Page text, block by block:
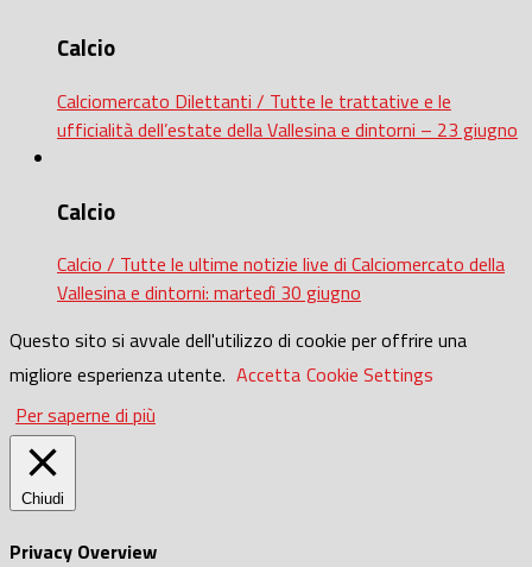
Calcio
Calciomercato Dilettanti / Tutte le trattative e le
ufficialità dell’estate della Vallesina e dintorni – 23 giugno
Calcio
Calcio / Tutte le ultime notizie live di Calciomercato della
Vallesina e dintorni: martedì 30 giugno
Questo sito si avvale dell'utilizzo di cookie per offrire una
migliore esperienza utente. Accetta Cookie Settings
Per saperne di più
Chiudi
Privacy Overview